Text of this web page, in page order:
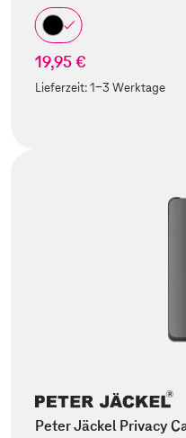
19,95 €
Lieferzeit:1-3 Werktage
Peter Jäckel Privacy